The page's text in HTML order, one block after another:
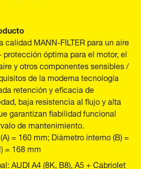
calidad MANN-FILTER para un aire
óptima para el motor, el
y otros componentes sensibles /
de la moderna tecnología
retención y eficacia de
baja resistencia al flujo y alta
garantizan fiabilidad funcional
de mantenimiento.
= 160 mm; Diámetro interno (B) =
= 168 mm
AUDI A4 (8K, B8), A5 + Cabriolet